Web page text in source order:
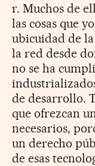
r. Muchos de
las cosas que
ubicuidad de
la red desde
no se ha
de desarrollo.
que ofrezcan
necesarios,
un derecho
de esas